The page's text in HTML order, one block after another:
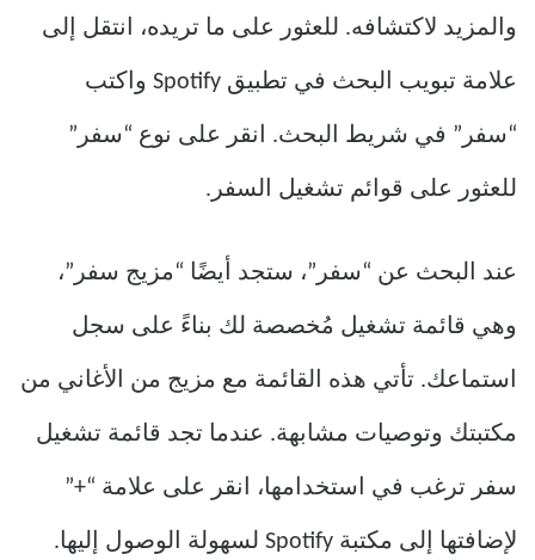
والمزيد لاكتشافه. للعثور على ما تريده، انتقل إلى
علامة تبويب البحث في تطبيق Spotify واكتب
“سفر” في شريط البحث. انقر على نوع “سفر”
للعثور على قوائم تشغيل السفر.
عند البحث عن “سفر”، ستجد أيضًا “مزيج سفر”،
وهي قائمة تشغيل مُخصصة لك بناءً على سجل
استماعك. تأتي هذه القائمة مع مزيج من الأغاني من
مكتبتك وتوصيات مشابهة. عندما تجد قائمة تشغيل
سفر ترغب في استخدامها، انقر على علامة “+”
لإضافتها إلى مكتبة Spotify لسهولة الوصول إليها.